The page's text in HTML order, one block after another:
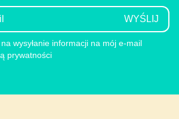
wysyłanie informacji na mój e-mail
prywatności